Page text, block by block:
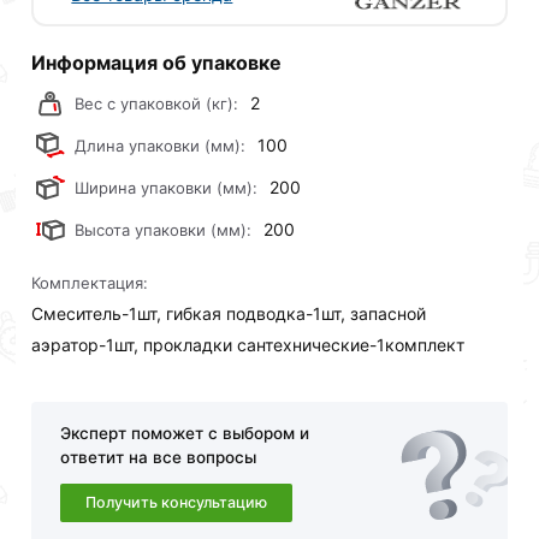
была не только в высшей степени практична, но и
Дизайн - Хай-тек
Коллекция - Susanne
Комплектация - гарантийный талон, паспорт, гибкая
Поверхность - матовая
Управление - однорычажный
Для приобретения данной позиции, кликните
мышкой«Добавить в корзину»
или нажмите на
Информация об упаковке
Вес с упаковкой (кг): 2
Длина упаковки (мм): 100
Ширина упаковки (мм): 200
Высота упаковки (мм): 200
Комплектация:
Смеситель-1шт, гибкая подводка-1шт, запасной
аэратор-1шт, прокладки сантехнические-1комплект
Эксперт поможет с выбором и
ответит на все вопросы
Получить консультацию